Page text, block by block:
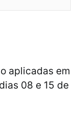
aplicadas em
08 e 15 de